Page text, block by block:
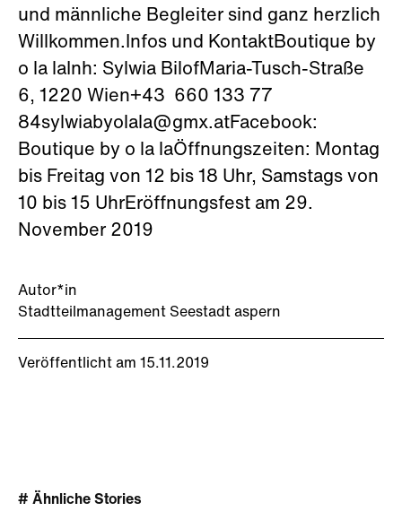
Autor*in
Stadtteilmanagement Seestadt aspern
Veröffentlicht am 15.11.2019
und männliche Begleiter sind ganz herzlich
Willkommen.Infos und KontaktBoutique by
o la laInh: Sylwia BilofMaria-Tusch-Straße
6, 1220 Wien+43 660 133 77
84sylwiabyolala@gmx.atFacebook:
Boutique by o la laÖffnungszeiten: Montag
bis Freitag von 12 bis 18 Uhr, Samstags von
10 bis 15 UhrEröffnungsfest am 29.
November 2019
# Ähnliche Stories